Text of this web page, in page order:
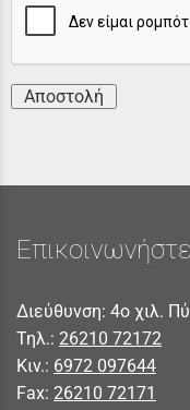
Αποστολή
Διεύθυνση: 4ο χιλ.
Τηλ.: 26210 72172
Κιν.: 6972 097644
Fax: 26210 72171